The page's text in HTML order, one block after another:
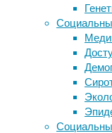
журнале
Cureus,
нее
правое